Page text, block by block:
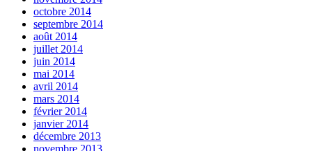
octobre 2014
septembre 2014
août 2014
juillet 2014
juin 2014
mai 2014
avril 2014
mars 2014
février 2014
janvier 2014
décembre 2013